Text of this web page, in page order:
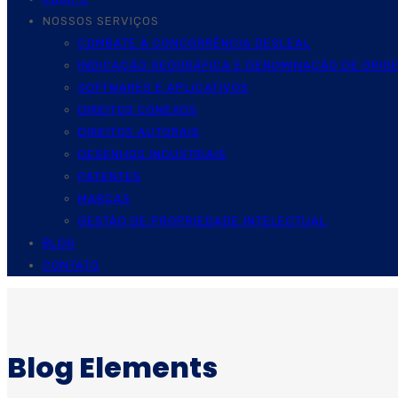
NOSSOS SERVIÇOS
COMBATE À CONCORRÊNCIA DESLEAL
INDICAÇÃO GEOGRÁFICA E DENOMINAÇÃO DE
SOFTWARES E APLICATIVOS
DIREITOS CONEXOS
DIREITOS AUTORAIS
DESENHOS INDUSTRIAIS
PATENTES
MARCAS
GESTÃO DE PROPRIEDADE INTELECTUAL
BLOG
CONTATO
Blog Elements